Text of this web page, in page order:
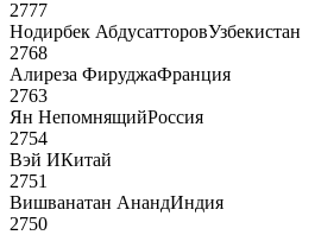
2777
Нодирбек АбдусатторовУзбекистан
2768
Алиреза ФируджаФранция
2763
Ян НепомнящийРоссия
2754
Вэй ИКитай
2751
Вишванатан АнандИндия
2750